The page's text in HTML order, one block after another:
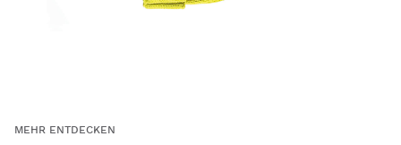
MEHR ENTDECKEN